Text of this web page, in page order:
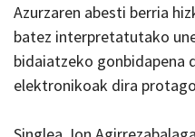
Azurzaren abesti berria
batez interpretatutako
bidaiatzeko gonbidapena
elektronikoak dira